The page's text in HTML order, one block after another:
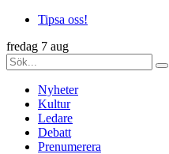
Tipsa oss!
fredag 7 aug
Nyheter
Kultur
Ledare
Debatt
Prenumerera